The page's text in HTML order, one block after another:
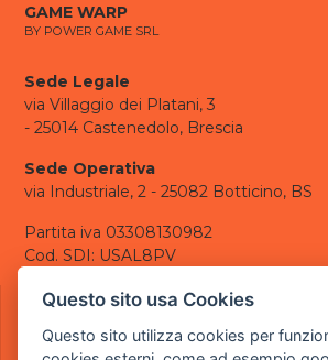
GAME WARP
BY POWER GAME SRL
Sede Legale
via Villaggio dei Platani, 3
- 25014 Castenedolo, Brescia
Sede Operativa
via Industriale, 2 - 25082 Botticino, BS
Partita iva 03308130982
Cod. SDI: USAL8PV
CONTATTI
tel.: +39 030 376 2377
Questo sito usa Cookies
Questo sito utilizza cookies per